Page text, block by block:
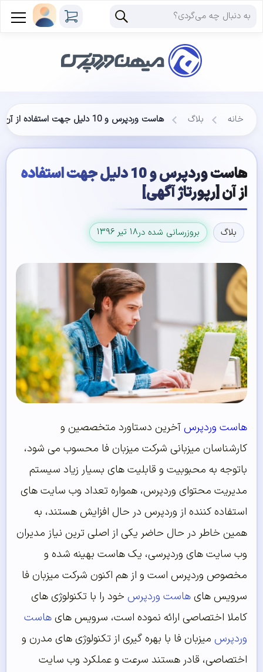
خانه بلاگ هاست وردپرس و 10 دلیل جهت استفاده از آن [رپورتاژ آگهی]
هاست وردپرس و 10 دلیل جهت استفاده
از آن [رپورتاژ آگهی]
بلاگ بروزرسانی شده در۱۸ تیر ۱۳۹۶
هاست وردپرسآخرین دستاورد متخصصین و
کارشناسان میزبانی شرکت میزبان فا محسوب می شود،
باتوجه به محبوبیت و قابلیت های بسیار زیاد سیستم
مدیریت محتوای وردپرس، همواره تعداد وب سایت های
استفاده کننده از وردپرس در حال افزایش هستند، به
همین خاطر در حال حاضر یکی از اصلی ترین نیاز مدیران
وب سایت های وردپرسی، یک هاست بهینه شده و
مخصوص وردپرس است و از هم اکنون شرکت میزبان فا
سرویس هایهاست وردپرس خود را با تکنولوژی های
کاملا اختصاصی ارائه نموده است، سرویس هایهاست
وردپرس میزبان فا با بهره گیری از تکنولوژی های مدرن و
اختصاصی، قادر هستند سرعت و عملکرد وب سایت